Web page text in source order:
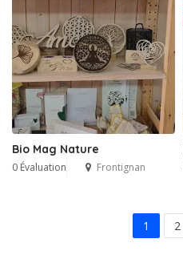
Bio Mag Nature
0 Évaluation Frontignan
1 2